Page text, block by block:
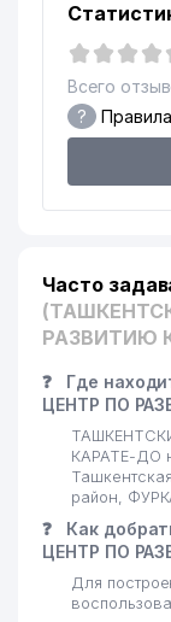
Всего
?
Часто
РАЗВИТИЮ
❓
Где
ЦЕНТР ПО
КАРАТЕ-ДО
район,
❓
Как
ЦЕНТР ПО
Для